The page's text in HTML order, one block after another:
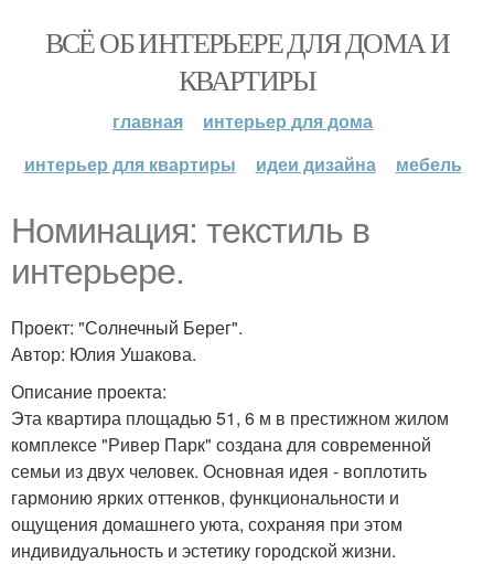
ВСЁ ОБ ИНТЕРЬЕРЕ ДЛЯ ДОМА И
КВАРТИРЫ
главная
интерьер для дома
интерьер для квартиры
идеи дизайна мебель
Номинация: текстиль в
интерьере.
Проект: "Солнечный Берег".
Автор: Юлия Ушакова.
Описание проекта:
Эта квартира площадью 51, 6 м в престижном жилом
комплексе "Ривер Парк" создана для современной
семьи из двух человек. Основная идея - воплотить
гармонию ярких оттенков, функциональности и
ощущения домашнего уюта, сохраняя при этом
индивидуальность и эстетику городской жизни.